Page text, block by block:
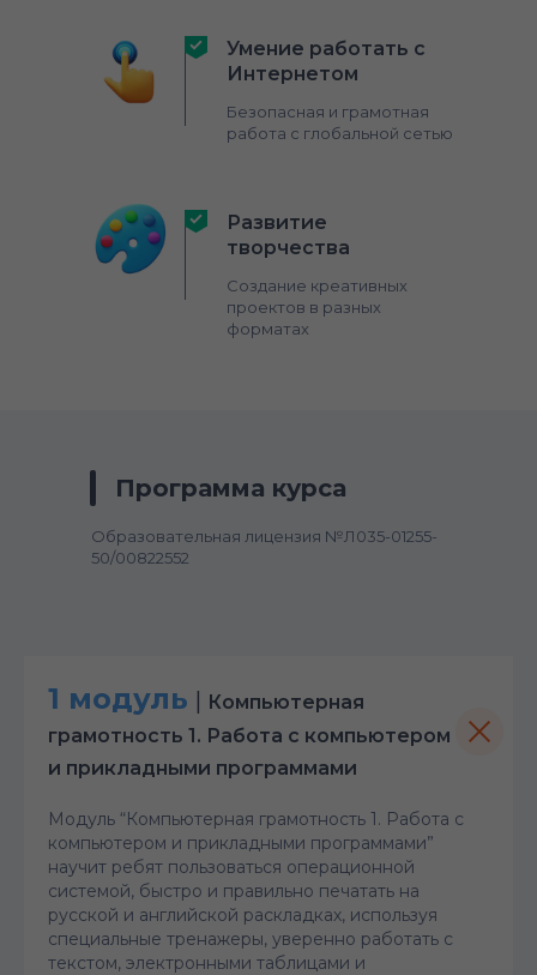
Умение работать с
Интернетом
Безопасная и грамотная
работа с глобальной сетью
Развитие
творчества
Создание креативных
проектов в разных
форматах
Программа курса
Образовательная лицензия №Л035-01255-
50/00822552
1 модуль | Компьютерная
грамотность 1. Работа с компьютером
и прикладными программами
Модуль “Компьютерная грамотность 1. Работа с
компьютером и прикладными программами”
научит ребят пользоваться операционной
системой, быстро и правильно печатать на
русской и английской раскладках, используя
специальные тренажеры, уверенно работать с
текстом, электронными таблицами и